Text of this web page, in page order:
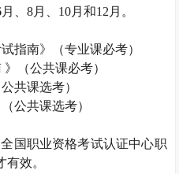
、8月、10月和12月。
指南》（专业课必考）
》（公共课必考）
共课选考）
公共课选考）
全国职业资格考试认证中心职
效。